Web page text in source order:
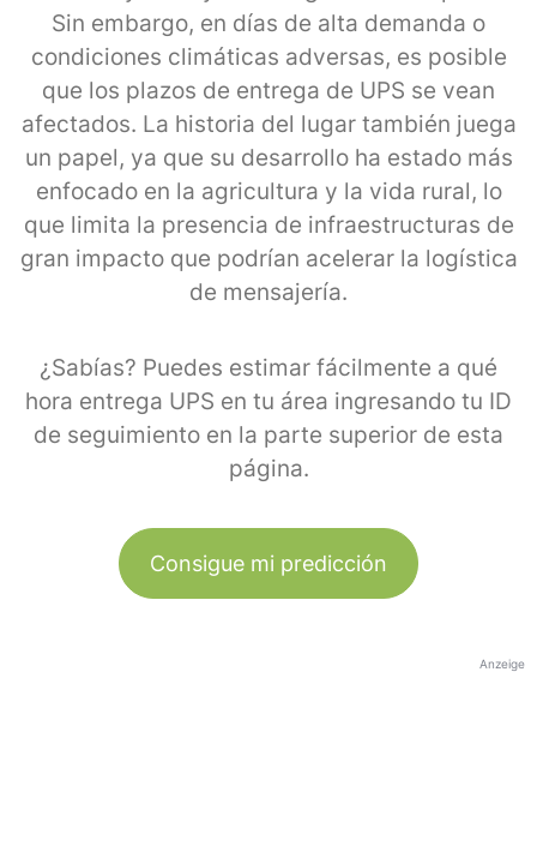
Sin embargo, en días de alta demanda o
condiciones climáticas adversas, es posible
que los plazos de entrega de UPS se vean
afectados. La historia del lugar también juega
un papel, ya que su desarrollo ha estado más
enfocado en la agricultura y la vida rural, lo
que limita la presencia de infraestructuras de
gran impacto que podrían acelerar la logística
de mensajería.
¿Sabías? Puedes estimar fácilmente a qué
hora entrega UPS en tu área ingresando tu ID
de seguimiento en la parte superior de esta
página.
Consigue mi predicción
Anzeige